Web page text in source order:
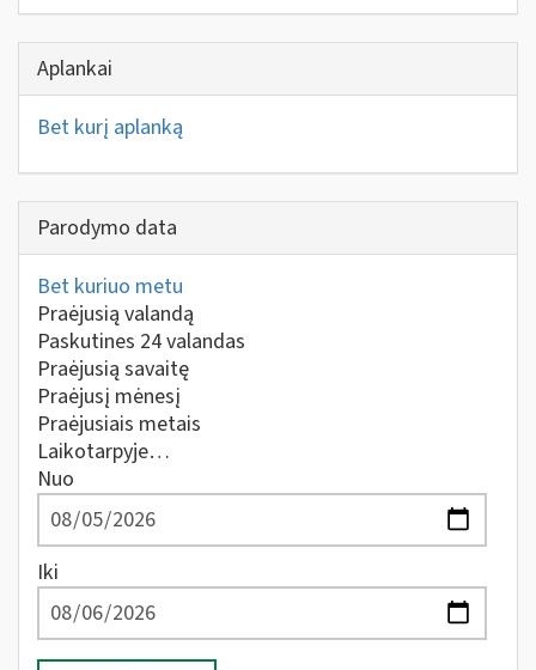
Aplankai
Bet kurį aplanką
Parodymo data
Bet kuriuo metu
Praėjusią valandą
Paskutines 24 valandas
Praėjusią savaitę
Praėjusį mėnesį
Praėjusiais metais
Laikotarpyje…
Nuo
Iki